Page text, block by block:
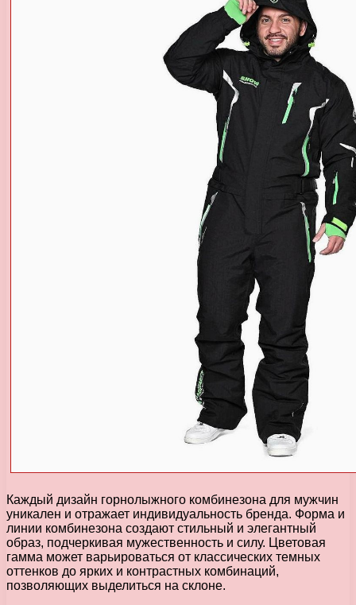
Каждый дизайн горнолыжного комбинезона для мужчин
уникален и отражает индивидуальность бренда. Форма и
линии комбинезона создают стильный и элегантный
образ, подчеркивая мужественность и силу. Цветовая
гамма может варьироваться от классических темных
оттенков до ярких и контрастных комбинаций,
позволяющих выделиться на склоне.